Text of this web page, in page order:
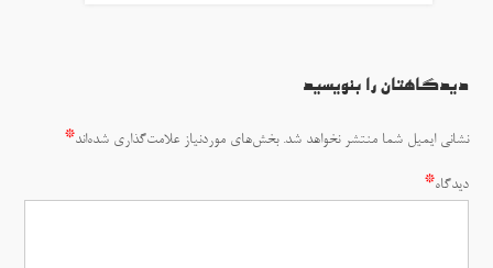
دیدگاهتان را بنویسید
نشانی ایمیل شما منتشر نخواهد شد. بخش‌های موردنیاز علامت‌گذاری شده‌اند*
دیدگاه*